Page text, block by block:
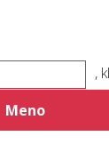
,
Meno